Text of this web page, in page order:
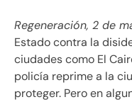
Regeneración, 2 de
Estado contra la
ciudades como El
policía reprime a la
proteger. Pero en